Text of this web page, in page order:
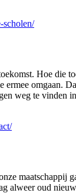
scholen/
Hoe die
ermee omgaan.
weg te vinden
maatschappij
alweer oud